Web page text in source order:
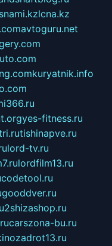
lcna.kz
avtoguru.net
kuryatnik.info
yes-fitness.ru
tishinapve.ru
lord-tv.ru
lordfilm13.ru
codetool.ru
gooddver.ru
2shizashop.ru
carszona-bu.ru